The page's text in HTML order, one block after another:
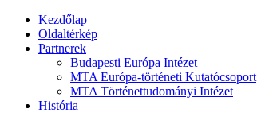
Kezdőlap
Oldaltérkép
Partnerek
Budapesti Európa Intézet
MTA Európa-történeti Kutatócsoport
MTA Történettudományi Intézet
História